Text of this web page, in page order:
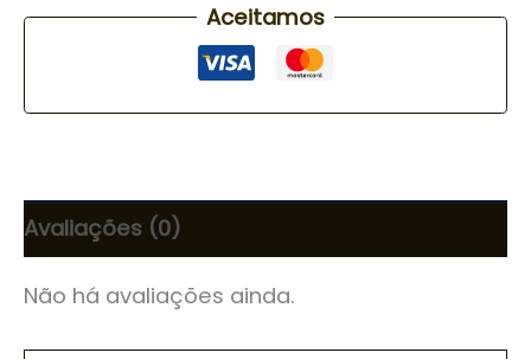
Aceitamos
Avaliações (0)
Não há avaliações ainda.